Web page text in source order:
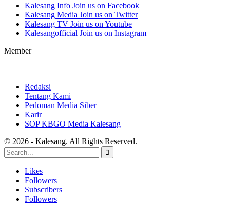
Kalesang Info Join us on Facebook
Kalesang Media Join us on Twitter
Kalesang TV Join us on Youtube
Kalesangofficial Join us on Instagram
Member
Redaksi
Tentang Kami
Pedoman Media Siber
Karir
SOP KBGO Media Kalesang
© 2026 - Kalesang. All Rights Reserved.
Likes
Followers
Subscribers
Followers